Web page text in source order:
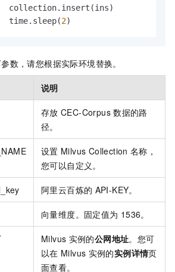
collection.insert(ins)
time.sleep(
2
数，请您根据实际环境替换。
说明
存放 CEC-Corpus 数据的路
径。
设置 Milvus Collection 名称，
您可以自定义。
阿里云百炼的 API-KEY。
向量维度。固定值为 1536。
Milvus 实例的公网地址。您可
以在 Milvus 实例的实例详情页
面查看。